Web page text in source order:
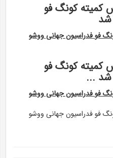
کمیته کونگ فو
فو فدراسیون جهانی ووشو
کمیته کونگ فو
شد ...
فو فدراسیون جهانی ووشو
فو فدراسیون جهانی ووشو